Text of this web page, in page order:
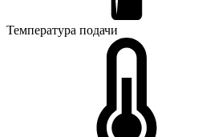
Температура подачи